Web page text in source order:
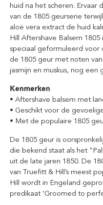
huid na het scheren. Ervaar
van de 1805 geurserie
aloë vera extract de huid
Hill Aftershave Balsem
speciaal geformuleerd voor
de 1805 geur met noten
jasmijn en muskus, nog
Kenmerken
• Aftershave balsem met
• Geschikt voor de
• Met de populaire 1805
De 1805 geur is
die bekend staat als het
uit de late jaren 1850. De
van Truefitt & Hill’s meest
Hill wordt in Engeland
predikaat ‘Groomed to